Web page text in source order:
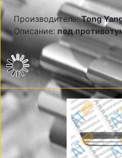
Производитель:Tong
Описание: под